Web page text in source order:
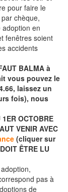
pour faire le
chèque,
en
fenêtres soient
accidents
BALMA à
vous pouvez le
laissez un
fois), nous
OCTOBRE
VENIR AVEC
(cliquer sur
ÊTRE LU
pas à
de